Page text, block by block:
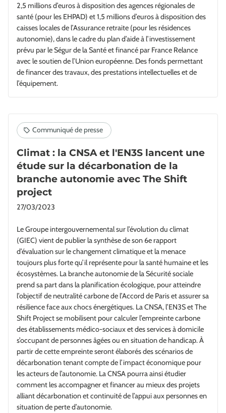
2,5 millions d’euros à disposition des agences régionales de
santé (pour les EHPAD) et 1,5 millions d’euros à disposition des
caisses locales de l’Assurance retraite (pour les résidences
autonomie), dans le cadre du plan d’aide à l’investissement
prévu par le Ségur de la Santé et financé par France Relance
avec le soutien de l’Union européenne. Des fonds permettant
de financer des travaux, des prestations intellectuelles et de
l’équipement.
Climat : la CNSA et l'EN3S lancent une
étude sur la décarbonation de la
branche autonomie avec The Shift
project
27/03/2023
Le Groupe intergouvernemental sur l’évolution du climat
(GIEC) vient de publier la synthèse de son 6e rapport
d’évaluation sur le changement climatique et la menace
toujours plus forte qu’il représente pour la santé humaine et les
écosystèmes. La branche autonomie de la Sécurité sociale
prend sa part dans la planification écologique, pour atteindre
l’objectif de neutralité carbone de l’Accord de Paris et assurer sa
résilience face aux chocs énergétiques. La CNSA, l’EN3S et The
Shift Project se mobilisent pour calculer l’empreinte carbone
des établissements médico-sociaux et des services à domicile
s’occupant de personnes âgées ou en situation de handicap. À
partir de cette empreinte seront élaborés des scénarios de
décarbonation tenant compte de l’impact économique pour
les acteurs de l’autonomie. La CNSA pourra ainsi étudier
comment les accompagner et financer au mieux des projets
alliant décarbonation et continuité de l’appui aux personnes en
situation de perte d’autonomie.